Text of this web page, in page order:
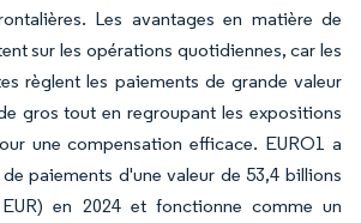
Les avantages en matière de
sur les opérations quotidiennes, car les
règlent les paiements de grande valeur
gros tout en regroupant les expositions
une compensation efficace. EURO1 a
paiements d'une valeur de 53,4 billions
en 2024 et fonctionne comme un